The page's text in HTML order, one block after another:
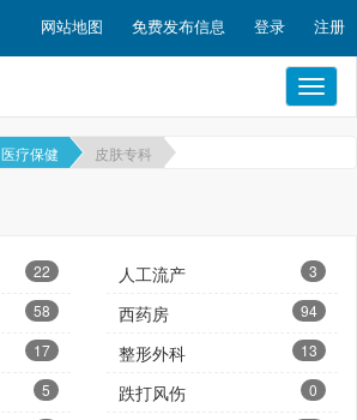
网站地图 免费发布信息 登录 注册
医疗保健 皮肤专科
22 人工流产 3
58 西药房 94
17 整形外科 13
5 跌打风伤 0